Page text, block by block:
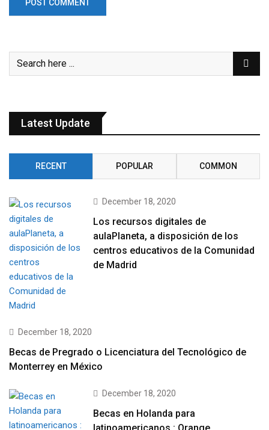
Latest Update
RECENT POPULAR COMMON
December 18, 2020
Los recursos digitales de
aulaPlaneta, a disposición de los
centros educativos de la Comunidad
de Madrid
December 18, 2020
Becas de Pregrado o Licenciatura del Tecnológico de
Monterrey en México
December 18, 2020
Becas en Holanda para
latinoamericanos : Orange